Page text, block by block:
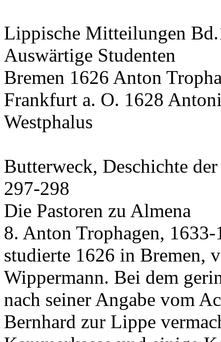
Lippische Mitteilungen
Auswärtige Studenten
Bremen 1626 Anton
Frankfurt a. O. 1628
Westphalus
Butterweck, Deschichte
297-298
Die Pastoren zu Almena
8. Anton Trophagen,
studierte 1626 in Bremen,
Wippermann. Bei dem
nach seiner Angabe vom
Bernhard zur Lippe